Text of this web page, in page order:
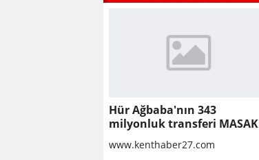
Hür Ağbaba'nın 343
milyonluk transferi MASAK
raporunda! Veli Ağbaba'ya
milyonlar gitmiş
www.kenthaber27.com